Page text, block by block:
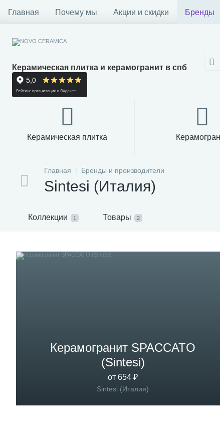
Главная Почему мы Акции и скидки Бренды
Керамическая плитка и керамогранит в спб
Керамическая плитка
Главная Бренды и производители
Sintesi (Италия)
Коллекции 1 Товары 2
Керамогранит SPACCATO
(Sintesi)
от 654 ₽
Sintesi (Италия)